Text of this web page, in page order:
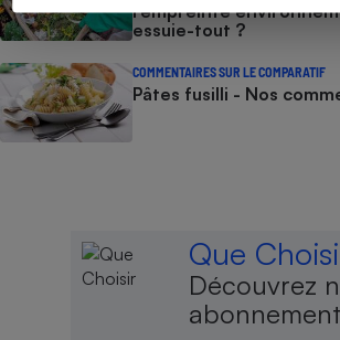
l’empreinte
essuie-tout ?
COMMENTAIRES SUR LE COMPARATIF
Pâtes fusilli - Nos
Que
Découvrez